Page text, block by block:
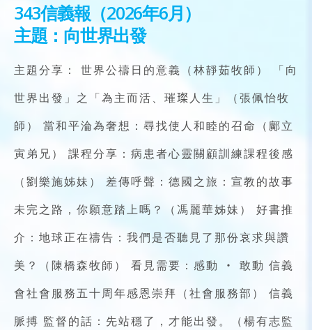
343信義報（2026年6月）
主題：向世界出發
主題分享： 世界公禱日的意義（林靜茹牧師） 「向
世界出發」之「為主而活、璀𤨪人生」（張佩怡牧
師） 當和平淪為奢想：尋找使人和睦的召命（鄺立
寅弟兄） 課程分享：病患者心靈關顧訓練課程後感
（劉樂施姊妹） 差傳呼聲：德國之旅：宣教的故事
未完之路，你願意踏上嗎？（馮麗華姊妹） 好書推
介：地球正在禱告：我們是否聽見了那份哀求與讚
美？（陳橋森牧師） 看見需要：感動 ‧ 敢動 信義
會社會服務五十周年感恩崇拜（社會服務部） 信義
脈搏 監督的話：先站穩了，才能出發。（楊有志監